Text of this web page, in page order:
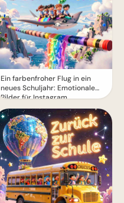
Ein farbenfroher Flug in ein
neues Schuljahr: Emotionale
Bilder für Instagram